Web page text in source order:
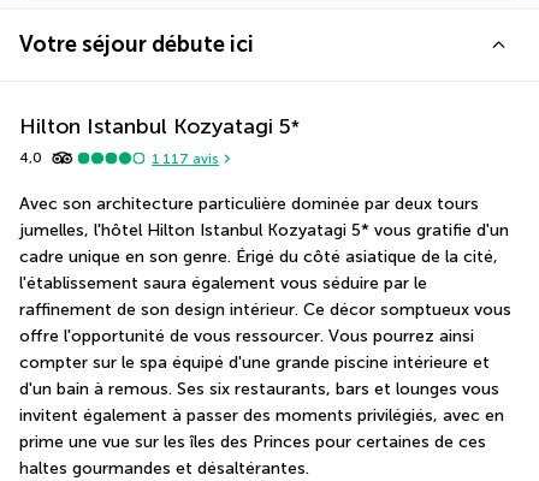
Votre séjour débute ici
Hilton Istanbul Kozyatagi 5*
4,0 1 117 avis
Avec son architecture particulière dominée par deux tours
jumelles, l'hôtel Hilton Istanbul Kozyatagi 5* vous gratifie d'un
cadre unique en son genre. Érigé du côté asiatique de la cité,
l'établissement saura également vous séduire par le
raffinement de son design intérieur. Ce décor somptueux vous
offre l'opportunité de vous ressourcer. Vous pourrez ainsi
compter sur le spa équipé d'une grande piscine intérieure et
d'un bain à remous. Ses six restaurants, bars et lounges vous
invitent également à passer des moments privilégiés, avec en
prime une vue sur les îles des Princes pour certaines de ces
haltes gourmandes et désaltérantes.